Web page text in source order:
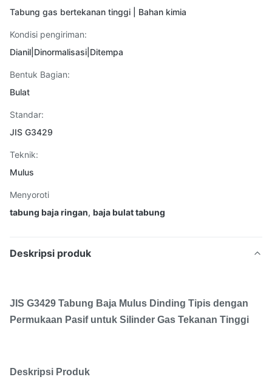
Tabung gas bertekanan tinggi | Bahan kimia
Kondisi pengiriman:
Dianil|Dinormalisasi|Ditempa
Bentuk Bagian:
Bulat
Standar:
JIS G3429
Teknik:
Mulus
Menyoroti
tabung baja ringan, baja bulat tabung
Deskripsi produk
JIS G3429 Tabung Baja Mulus Dinding Tipis dengan
Permukaan Pasif untuk Silinder Gas Tekanan Tinggi
Deskripsi Produk